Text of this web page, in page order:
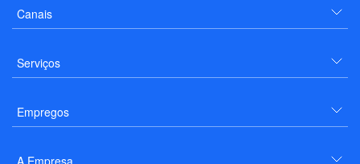
Canais
Serviços
Empregos
A Empresa